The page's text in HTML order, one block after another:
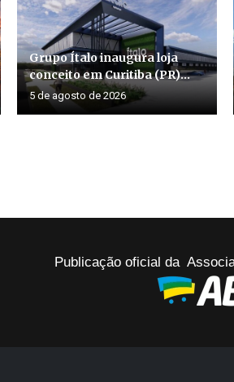
Grupo Ítalo inaugura loja
conceito em Curitiba (PR)...
5 de agosto de 2026
Publicação oficial da